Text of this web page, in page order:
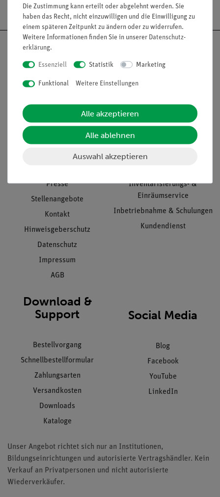
Versandkostenfrei ab 300,- €
Informationen
Unternehmen
Presse
Stellenangebote
Kontakt
Hinweisgeberschutz
Datenschutz
Impressum
AGB
Service
Übersicht Service
Inventarisierungs- &
Einräumservice
Inbetriebnahme & Schulungen
Kundendienst
Download &
Support
Bestellvorgang
Schnellbestellformular
Zahlungsarten
Versandkosten
Downloads
Kataloge
Social Media
Blog
Facebook
YouTube
LinkedIn
Unser Angebot richtet sich nur an Institutionen,
Bildungseinrichtungen und autorisierte Vertragshändler. Kein
Verkauf an Privatpersonen und nicht autorisierte
Wiederverkäufer.
Die Zustimmung kann erteilt oder abgelehnt werden. Sie
haben das Recht, nicht einzuwilligen und die Einwilligung zu
einem späteren Zeitpunkt zu ändern oder zu widerrufen.
Weitere Informationen finden Sie in unserer Daten­schutz­
erklärung.
Essenziell Statistik Marketing
Funktional Weitere Einstellungen
Alle akzeptieren
Alle ablehnen
Auswahl akzeptieren